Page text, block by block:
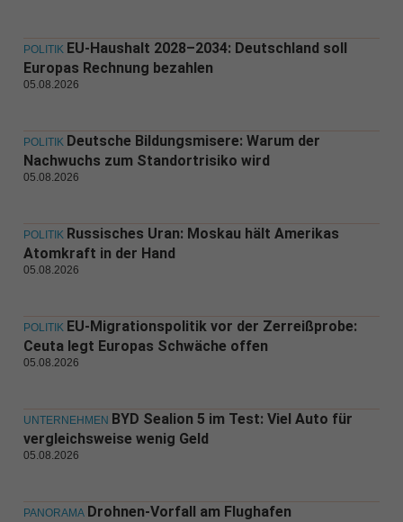
POLITIK EU-Haushalt 2028–2034: Deutschland soll
Europas Rechnung bezahlen
05.08.2026
POLITIK Deutsche Bildungsmisere: Warum der
Nachwuchs zum Standortrisiko wird
05.08.2026
POLITIK Russisches Uran: Moskau hält Amerikas
Atomkraft in der Hand
05.08.2026
POLITIK EU-Migrationspolitik vor der Zerreißprobe:
Ceuta legt Europas Schwäche offen
05.08.2026
UNTERNEHMEN BYD Sealion 5 im Test: Viel Auto für
vergleichsweise wenig Geld
05.08.2026
PANORAMA Drohnen-Vorfall am Flughafen